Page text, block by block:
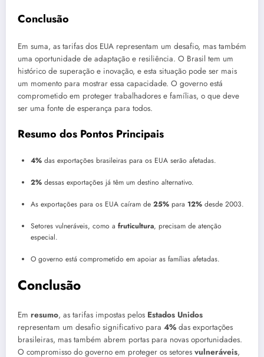
Conclusão
Em suma, as tarifas dos EUA representam um desafio, mas também
uma oportunidade de adaptação e resiliência. O Brasil tem um
histórico de superação e inovação, e esta situação pode ser mais
um momento para mostrar essa capacidade. O governo está
comprometido em proteger trabalhadores e famílias, o que deve
ser uma fonte de esperança para todos.
Resumo dos Pontos Principais
4% das exportações brasileiras para os EUA serão afetadas.
2% dessas exportações já têm um destino alternativo.
As exportações para os EUA caíram de 25% para 12% desde 2003.
Setores vulneráveis, como a fruticultura, precisam de atenção
especial.
O governo está comprometido em apoiar as famílias afetadas.
Conclusão
Em resumo, as tarifas impostas pelos Estados Unidos
representam um desafio significativo para 4% das exportações
brasileiras, mas também abrem portas para novas oportunidades.
O compromisso do governo em proteger os setores vulneráveis,